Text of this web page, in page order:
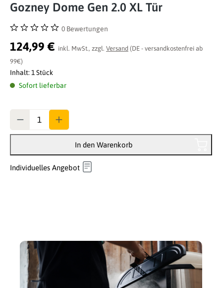
Gozney Dome Gen 2.0 XL Tür
Durchschnittliche Bewertung von 0 von 5 Sternen
0 Bewertungen
124,99 € inkl. MwSt., zzgl. Versand (DE - versandkostenfrei ab
99€)
Inhalt: 1 Stück
Sofort lieferbar
In den Warenkorb
Individuelles Angebot